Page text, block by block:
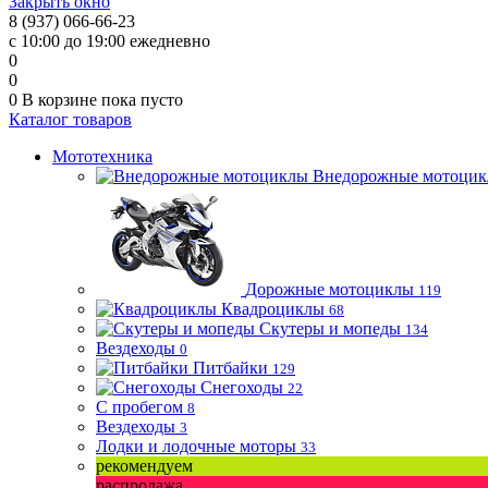
8 (937) 066-66-23
с 10:00 до 19:00 ежедневно
0
0
0 В корзине пока пусто
Каталог товаров
Мототехника
Внедорожные
Дорожные мотоциклы 119
Квадроциклы 68
Скутеры и мопеды 134
Вездеходы 0
Питбайки 129
Снегоходы 22
С пробегом 8
Вездеходы 3
Лодки и лодочные моторы 33
рекомендуем